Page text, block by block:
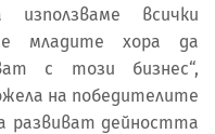
всички
младите хора да
с този бизнес“,
на победителите
развиват дейността